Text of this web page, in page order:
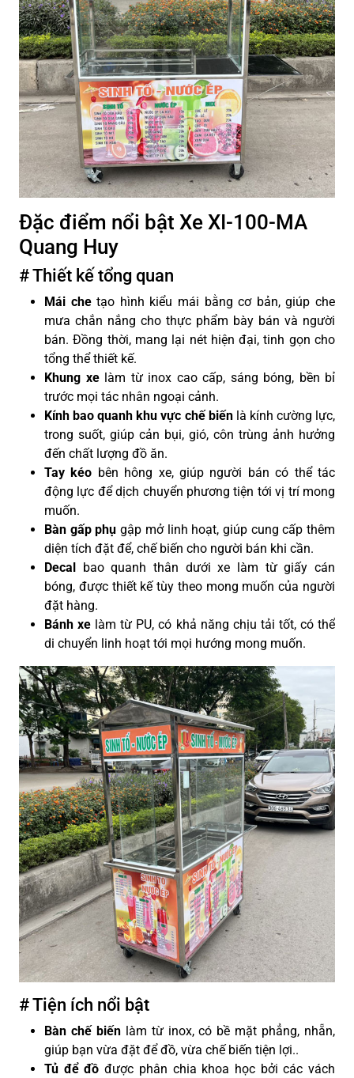
Đặc điểm nổi bật Xe XI-100-MA
Quang Huy
# Thiết kế tổng quan
Mái chetạo hình kiểu mái bằng cơ bản, giúp che
mưa chắn nắng cho thực phẩm bày bán và người
bán. Đồng thời, mang lại nét hiện đại, tinh gọn cho
tổng thể thiết kế.
Khung xelàm từ inox cao cấp, sáng bóng, bền bỉ
trước mọi tác nhân ngoại cảnh.
Kính bao quanh khu vực chế biến là kính cường lực,
trong suốt, giúp cản bụi, gió, côn trùng ảnh hưởng
đến chất lượng đồ ăn.
Tay kéo bên hông xe, giúp người bán có thể tác
động lực để dịch chuyển phương tiện tới vị trí mong
muốn.
Bàn gấp phụgập mở linh hoạt, giúp cung cấp thêm
diện tích đặt để, chế biến cho người bán khi cần.
Decal
bao quanh thân dưới xe làm từ giấy cán
bóng, được thiết kế tùy theo mong muốn của người
đặt hàng.
Bánh xe làm từ PU, có khả năng chịu tải tốt, có thể
di chuyển linh hoạt tới mọi hướng mong muốn.
# Tiện ích nổi bật
Bàn chế biếnlàm từ inox, có bề mặt phẳng, nhẵn,
giúp bạn vừa đặt để đồ, vừa chế biến tiện lợi..
Tủ để đồđược phân chia khoa học bởi các vách